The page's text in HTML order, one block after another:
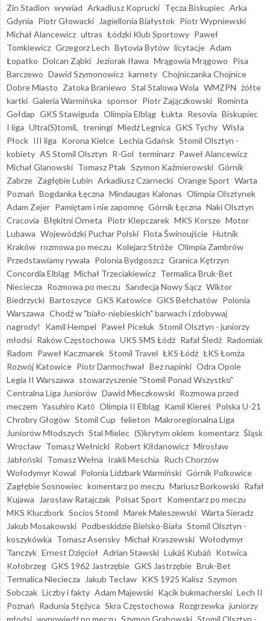
Zin Stadion wywiad Arkadiusz Koprucki Tęcza Biskupiec Arka
Gdynia Piotr Głowacki Jagiellonia Białystok Piotr Wypniewski
Michał Alancewicz ultras Łódzki Klub Sportowy Paweł
Tomkiewicz Grzegorz Lech Bytovia Bytów licytacje Adam
Łopatko Dolcan Ząbki Jeziorak Iława Mrągowia Mrągowo Pisa
Barczewo Dawid Szymonowicz karnety Chojniczanka Chojnice
Dobre Miasto Zatoka Braniewo Stal Stalowa Wola WMZPN żółte
kartki Galeria Warmińska sponsor Piotr Zajączkowski Rominta
Gołdap GKS Stawiguda Olimpia Elbląg Łukta Resovia Biskupiec
I liga Ultra(S)tomiL treningi Miedź Legnica GKS Tychy Wisła
Płock III liga Korona Kielce Lechia Gdańsk Stomil Olsztyn -
kobiety AS Stomil Olsztyn R-Gol terminarz Paweł Alancewicz
Michał Glanowski Tomasz Ptak Szymon Kaźmierowski Górnik
Zabrze Zagłębie Lubin Arkadiusz Czarnecki Orange Sport Warta
Poznań Bogdanka Łęczna Mindaugas Kalonas Olimpia Olsztynek
Adam Zejer Pamiętam i nie zapomnę Górnik Łęczna Naki Olsztyn
Cracovia Błękitni Orneta Piotr Klepczarek MKS Korsze Motor
Lubawa Wojewódzki Puchar Polski Flota Świnoujście Hutnik
Kraków rozmowa po meczu Kolejarz Stróże Olimpia Zambrów
Przedstawiamy rywala Polonia Bydgoszcz Granica Kętrzyn
Concordia Elbląg Michał Trzeciakiewicz Termalica Bruk-Bet
Nieciecza Rozmowa po meczu Sandecja Nowy Sącz Wiktor
Biedrzycki Bartoszyce GKS Katowice GKS Bełchatów Polonia
Warszawa Chodź w "biało-niebieskich" barwach i zdobywaj
nagrody!
Kamil Hempel Paweł Piceluk Stomil Olsztyn - juniorzy
młodsi Raków Częstochowa UKS SMS Łódź Rafał Śledź Radomiak
Radom Paweł Kaczmarek Stomil Travel ŁKS Łódź ŁKS Łomża
Rozwój Katowice Piotr Darmochwał Bez napinki Odra Opole
Legia II Warszawa stowarzyszenie "Stomil Ponad Wszystko"
Centralna Liga Juniorów Dawid Mieczkowski Rozmowa przed
meczem Yasuhiro Katō Olimpia II Elbląg Kamil Kiereś Polska U-21
Chrobry Głogów Stomil Cup felieton Makroregionalna Liga
Juniorów Młodszych Stal Mielec (S)krytym okiem komentarz Śląsk
Wrocław Tomasz Wełnicki Robert Kiłdanowicz Mirosław
Jabłoński Tomasz Wełna Irakli Meschia Ruch Chorzów
Wołodymyr Kowal Polonia Lidzbark Warmiński Górnik Polkowice
Zagłębie Sosnowiec komentarz po meczu Mariusz Borkowski Rafał
Kujawa
Jarosław Ratajczak Polsat Sport Komentarz po meczu
MKS Kluczbork Socios Stomil Marek Maleszewski Warta Sieradz
Jakub Mosakowski Podbeskidzie Bielsko-Biała Stomil Olsztyn -
koszykówka Tomasz Asensky Michał Kraszewski Wołodymyr
Tanczyk Ernest Dzięcioł Adrian Stawski Lukáš Kubáň Kotwica
Kołobrzeg GKS 1962 Jastrzębie GKS Jastrzębie Bruk-Bet
Termalica Nieciecza
Jakub Tecław KKS 1925 Kalisz Szymon
Sobczak Liczby i fakty Adam Majewski Kącik bukmacherski Lech II
Poznań Radunia Stężyca Skra Częstochowa Rozgrzewka juniorzy
młodsi wypowiedź po meczu Szymon Grabowski Stomil Olsztyn -